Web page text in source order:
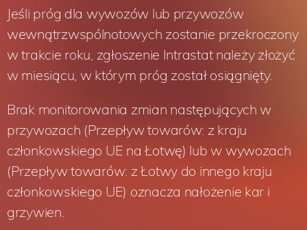
Jeśli próg dla wywozów lub przywozów
wewnątrzwspólnotowych zostanie przekroczony
w trakcie roku, zgłoszenie Intrastat należy złożyć
w miesiącu, w którym próg został osiągnięty.
Brak monitorowania zmian następujących w
przywozach (Przepływ towarów: z kraju
członkowskiego UE na Łotwę) lub w wywozach
(Przepływ towarów: z Łotwy do innego kraju
członkowskiego UE) oznacza nałożenie kar i
grzywien.